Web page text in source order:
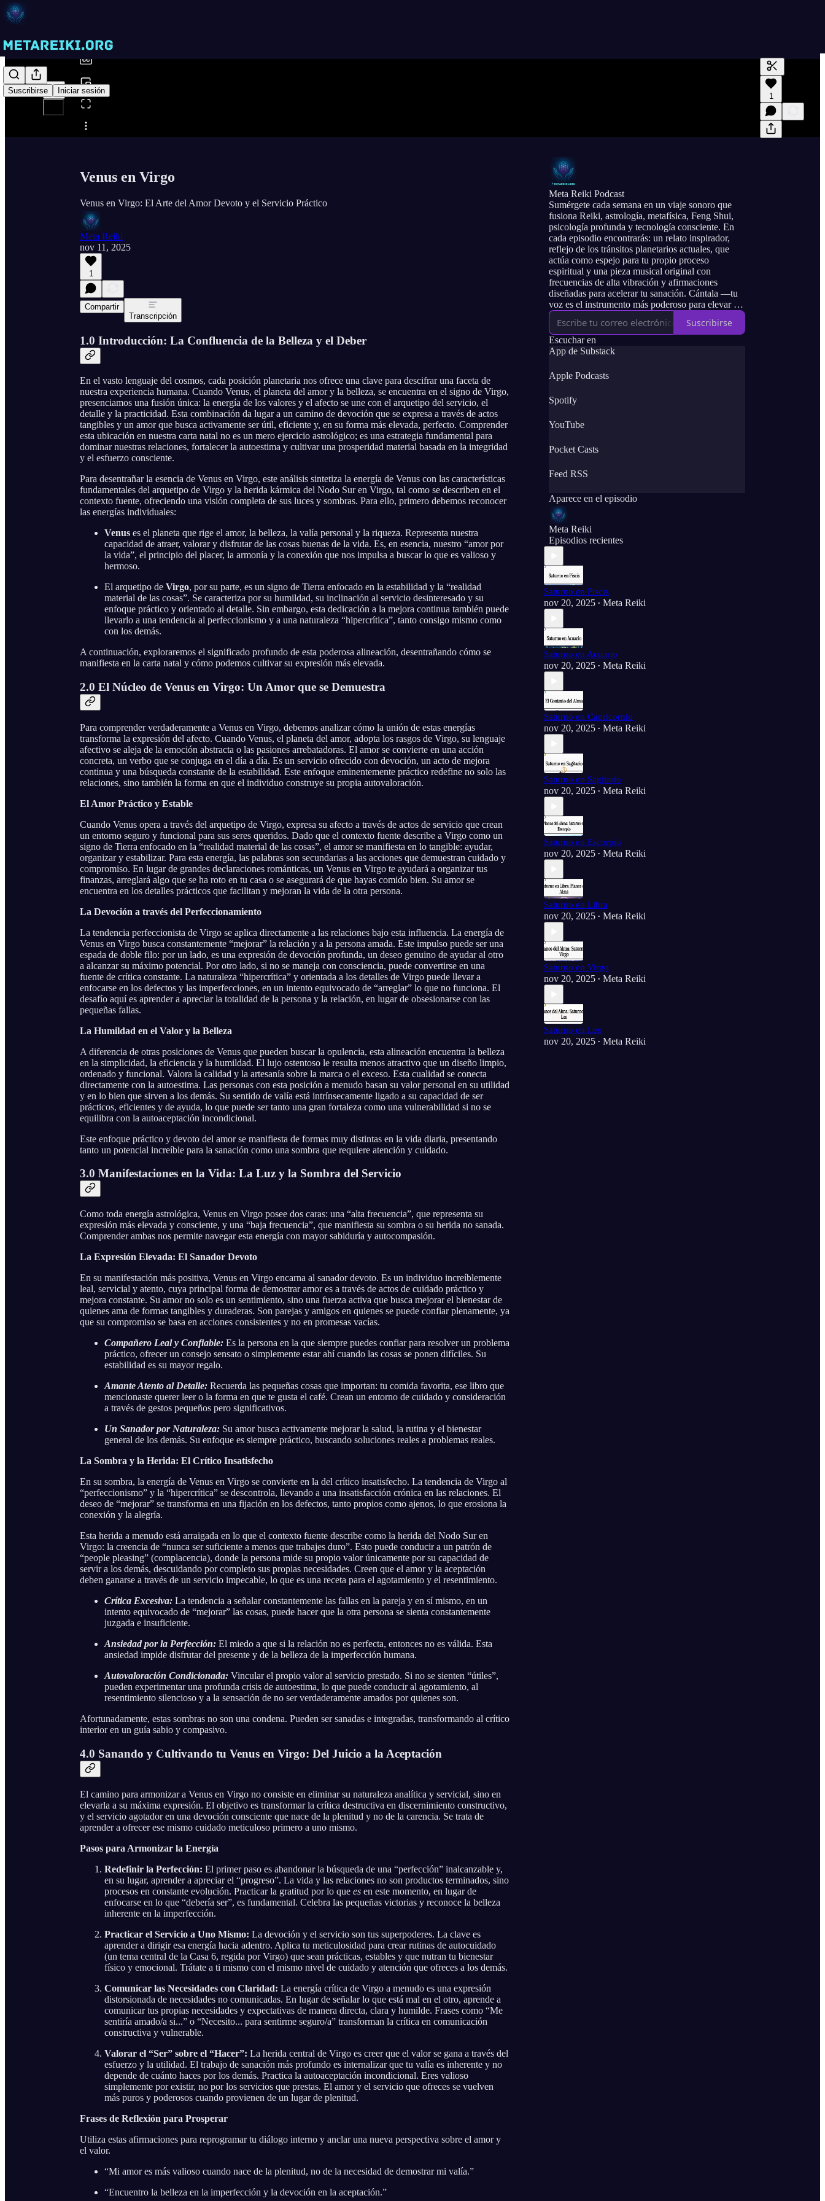
Suscribirse Iniciar sesión
Compartir desde0:00
Generar
Una
previas y
1
Venus en Virgo
Venus en Virgo: El Arte del Amor Devoto y el Servicio Práctico
Meta Reiki
nov 11, 2025
1
Compartir
Transcripción
1.0 Introducción: La Confluencia de la Belleza y el Deber
En el vasto lenguaje del cosmos, cada posición planetaria nos ofrece una clave para descifrar una faceta de
nuestra experiencia humana. Cuando Venus, el planeta del amor y la belleza, se encuentra en el signo de Virgo,
presenciamos una fusión única: la energía de los valores y el afecto se une con el arquetipo del servicio, el
detalle y la practicidad. Esta combinación da lugar a un camino de devoción que se expresa a través de actos
tangibles y un amor que busca activamente ser útil, eficiente y, en su forma más elevada, perfecto. Comprender
esta ubicación en nuestra carta natal no es un mero ejercicio astrológico; es una estrategia fundamental para
dominar nuestras relaciones, fortalecer la autoestima y cultivar una prosperidad material basada en la integridad
y el esfuerzo consciente.
Para desentrañar la esencia de Venus en Virgo, este análisis sintetiza la energía de Venus con las características
fundamentales del arquetipo de Virgo y la herida kármica del Nodo Sur en Virgo, tal como se describen en el
contexto fuente, ofreciendo una visión completa de sus luces y sombras. Para ello, primero debemos reconocer
las energías individuales:
Venus es el planeta que rige el amor, la belleza, la valía personal y la riqueza. Representa nuestra
capacidad de atraer, valorar y disfrutar de las cosas buenas de la vida. Es, en esencia, nuestro “amor por
la vida”, el principio del placer, la armonía y la conexión que nos impulsa a buscar lo que es valioso y
hermoso.
El arquetipo de Virgo, por su parte, es un signo de Tierra enfocado en la estabilidad y la “realidad
material de las cosas”. Se caracteriza por su humildad, su inclinación al servicio desinteresado y su
enfoque práctico y orientado al detalle. Sin embargo, esta dedicación a la mejora continua también puede
llevarlo a una tendencia al perfeccionismo y a una naturaleza “hipercrítica”, tanto consigo mismo como
con los demás.
A continuación, exploraremos el significado profundo de esta poderosa alineación, desentrañando cómo se
manifiesta en la carta natal y cómo podemos cultivar su expresión más elevada.
2.0 El Núcleo de Venus en Virgo: Un Amor que se Demuestra
Para comprender verdaderamente a Venus en Virgo, debemos analizar cómo la unión de estas energías
transforma la expresión del afecto. Cuando Venus, el planeta del amor, adopta los rasgos de Virgo, su lenguaje
afectivo se aleja de la emoción abstracta o las pasiones arrebatadoras. El amor se convierte en una acción
concreta, un verbo que se conjuga en el día a día. Es un servicio ofrecido con devoción, un acto de mejora
continua y una búsqueda constante de la estabilidad. Este enfoque eminentemente práctico redefine no solo las
relaciones, sino también la forma en que el individuo construye su propia autovaloración.
El Amor Práctico y Estable
Cuando Venus opera a través del arquetipo de Virgo, expresa su afecto a través de actos de servicio que crean
un entorno seguro y funcional para sus seres queridos. Dado que el contexto fuente describe a Virgo como un
signo de Tierra enfocado en la “realidad material de las cosas”, el amor se manifiesta en lo tangible: ayudar,
organizar y estabilizar. Para esta energía, las palabras son secundarias a las acciones que demuestran cuidado y
compromiso. En lugar de grandes declaraciones románticas, un Venus en Virgo te ayudará a organizar tus
finanzas, arreglará algo que se ha roto en tu casa o se asegurará de que hayas comido bien. Su amor se
encuentra en los detalles prácticos que facilitan y mejoran la vida de la otra persona.
La Devoción a través del Perfeccionamiento
La tendencia perfeccionista de Virgo se aplica directamente a las relaciones bajo esta influencia. La energía de
Venus en Virgo busca constantemente “mejorar” la relación y a la persona amada. Este impulso puede ser una
espada de doble filo: por un lado, es una expresión de devoción profunda, un deseo genuino de ayudar al otro
a alcanzar su máximo potencial. Por otro lado, si no se maneja con consciencia, puede convertirse en una
fuente de crítica constante. La naturaleza “hipercrítica” y orientada a los detalles de Virgo puede llevar a
enfocarse en los defectos y las imperfecciones, en un intento equivocado de “arreglar” lo que no funciona. El
desafío aquí es aprender a apreciar la totalidad de la persona y la relación, en lugar de obsesionarse con las
pequeñas fallas.
La Humildad en el Valor y la Belleza
A diferencia de otras posiciones de Venus que pueden buscar la opulencia, esta alineación encuentra la belleza
en la simplicidad, la eficiencia y la humildad. El lujo ostentoso le resulta menos atractivo que un diseño limpio,
ordenado y funcional. Valora la calidad y la artesanía sobre la marca o el exceso. Esta cualidad se conecta
directamente con la autoestima. Las personas con esta posición a menudo basan su valor personal en su utilidad
y en lo bien que sirven a los demás. Su sentido de valía está intrínsecamente ligado a su capacidad de ser
prácticos, eficientes y de ayuda, lo que puede ser tanto una gran fortaleza como una vulnerabilidad si no se
equilibra con la autoaceptación incondicional.
Este enfoque práctico y devoto del amor se manifiesta de formas muy distintas en la vida diaria, presentando
tanto un potencial increíble para la sanación como una sombra que requiere atención y cuidado.
3.0 Manifestaciones en la Vida: La Luz y la Sombra del Servicio
Como toda energía astrológica, Venus en Virgo posee dos caras: una “alta frecuencia”, que representa su
expresión más elevada y consciente, y una “baja frecuencia”, que manifiesta su sombra o su herida no sanada.
Comprender ambas nos permite navegar esta energía con mayor sabiduría y autocompasión.
La Expresión Elevada: El Sanador Devoto
En su manifestación más positiva, Venus en Virgo encarna al sanador devoto. Es un individuo increíblemente
leal, servicial y atento, cuya principal forma de demostrar amor es a través de actos de cuidado práctico y
mejora constante. Su amor no solo es un sentimiento, sino una fuerza activa que busca mejorar el bienestar de
quienes ama de formas tangibles y duraderas. Son parejas y amigos en quienes se puede confiar plenamente, ya
que su compromiso se basa en acciones consistentes y no en promesas vacías.
Compañero Leal y Confiable: Es la persona en la que siempre puedes confiar para resolver un problema
práctico, ofrecer un consejo sensato o simplemente estar ahí cuando las cosas se ponen difíciles. Su
estabilidad es su mayor regalo.
Amante Atento al Detalle: Recuerda las pequeñas cosas que importan: tu comida favorita, ese libro que
mencionaste querer leer o la forma en que te gusta el café. Crean un entorno de cuidado y consideración
a través de gestos pequeños pero significativos.
Un Sanador por Naturaleza: Su amor busca activamente mejorar la salud, la rutina y el bienestar
general de los demás. Su enfoque es siempre práctico, buscando soluciones reales a problemas reales.
La Sombra y la Herida: El Crítico Insatisfecho
En su sombra, la energía de Venus en Virgo se convierte en la del crítico insatisfecho. La tendencia de Virgo al
“perfeccionismo” y la “hipercrítica” se descontrola, llevando a una insatisfacción crónica en las relaciones. El
deseo de “mejorar” se transforma en una fijación en los defectos, tanto propios como ajenos, lo que erosiona la
conexión y la alegría.
Esta herida a menudo está arraigada en lo que el contexto fuente describe como la herida del Nodo Sur en
Virgo: la creencia de “nunca ser suficiente a menos que trabajes duro”. Esto puede conducir a un patrón de
“people pleasing” (complacencia), donde la persona mide su propio valor únicamente por su capacidad de
servir a los demás, descuidando por completo sus propias necesidades. Creen que el amor y la aceptación
deben ganarse a través de un servicio impecable, lo que es una receta para el agotamiento y el resentimiento.
Crítica Excesiva: La tendencia a señalar constantemente las fallas en la pareja y en sí mismo, en un
intento equivocado de “mejorar” las cosas, puede hacer que la otra persona se sienta constantemente
juzgada e insuficiente.
Ansiedad por la Perfección: El miedo a que si la relación no es perfecta, entonces no es válida. Esta
ansiedad impide disfrutar del presente y de la belleza de la imperfección humana.
Autovaloración Condicionada: Vincular el propio valor al servicio prestado. Si no se sienten “útiles”,
pueden experimentar una profunda crisis de autoestima, lo que puede conducir al agotamiento, al
resentimiento silencioso y a la sensación de no ser verdaderamente amados por quienes son.
Afortunadamente, estas sombras no son una condena. Pueden ser sanadas e integradas, transformando al crítico
interior en un guía sabio y compasivo.
4.0 Sanando y Cultivando tu Venus en Virgo: Del Juicio a la Aceptación
El camino para armonizar a Venus en Virgo no consiste en eliminar su naturaleza analítica y servicial, sino en
elevarla a su máxima expresión. El objetivo es transformar la crítica destructiva en discernimiento constructivo,
y el servicio agotador en una devoción consciente que nace de la plenitud y no de la carencia. Se trata de
aprender a ofrecer ese mismo cuidado meticuloso primero a uno mismo.
Pasos para Armonizar la Energía
Redefinir la Perfección: El primer paso es abandonar la búsqueda de una “perfección” inalcanzable y,
en su lugar, aprender a apreciar el “progreso”. La vida y las relaciones no son productos terminados, sino
procesos en constante evolución. Practicar la gratitud por lo que es en este momento, en lugar de
enfocarse en lo que “debería ser”, es fundamental. Celebra las pequeñas victorias y reconoce la belleza
inherente en la imperfección.
Practicar el Servicio a Uno Mismo: La devoción y el servicio son tus superpoderes. La clave es
aprender a dirigir esa energía hacia adentro. Aplica tu meticulosidad para crear rutinas de autocuidado
(un tema central de la Casa 6, regida por Virgo) que sean prácticas, estables y que nutran tu bienestar
físico y emocional. Trátate a ti mismo con el mismo nivel de cuidado y atención que ofreces a los demás.
Comunicar las Necesidades con Claridad: La energía crítica de Virgo a menudo es una expresión
distorsionada de necesidades no comunicadas. En lugar de señalar lo que está mal en el otro, aprende a
comunicar tus propias necesidades y expectativas de manera directa, clara y humilde. Frases como “Me
sentiría amado/a si...” o “Necesito... para sentirme seguro/a” transforman la crítica en comunicación
constructiva y vulnerable.
Valorar el “Ser” sobre el “Hacer”: La herida central de Virgo es creer que el valor se gana a través del
esfuerzo y la utilidad. El trabajo de sanación más profundo es internalizar que tu valía es inherente y no
depende de cuánto haces por los demás. Practica la autoaceptación incondicional. Eres valioso
simplemente por existir, no por los servicios que prestas. El amor y el servicio que ofreces se vuelven
más puros y poderosos cuando provienen de un lugar de plenitud.
Frases de Reflexión para Prosperar
Utiliza estas afirmaciones para reprogramar tu diálogo interno y anclar una nueva perspectiva sobre el amor y
el valor.
“Mi amor es más valioso cuando nace de la plenitud, no de la necesidad de demostrar mi valía.”
“Encuentro la belleza en la imperfección y la devoción en la aceptación.”
Meta Reiki Podcast
Sumérgete cada semana en un viaje sonoro que
fusiona Reiki, astrología, metafísica, Feng Shui,
psicología profunda y tecnología consciente. En
cada episodio encontrarás: un relato inspirador,
reflejo de los tránsitos planetarios actuales, que
actúa como espejo para tu propio proceso
espiritual y una pieza musical original con
frecuencias de alta vibración y afirmaciones
diseñadas para acelerar tu sanación. Cántala —tu
voz es el instrumento más poderoso para elevar tu
campo energético.
Suscribirse
Escuchar en
App de Substack
Apple Podcasts
Spotify
YouTube
Pocket Casts
Feed RSS
Aparece en el episodio
Meta Reiki
Episodios recientes
Saturno en Piscis
nov 20, 2025 • Meta Reiki
Saturno en Acuario
nov 20, 2025 • Meta Reiki
Saturno en Capricornio
nov 20, 2025 • Meta Reiki
Saturno en Sagitario
nov 20, 2025 • Meta Reiki
Saturno en Escorpio
nov 20, 2025 • Meta Reiki
Saturno en Libra
nov 20, 2025 • Meta Reiki
Saturno en Virgo
nov 20, 2025 • Meta Reiki
Saturno en Leo
nov 20, 2025 • Meta Reiki